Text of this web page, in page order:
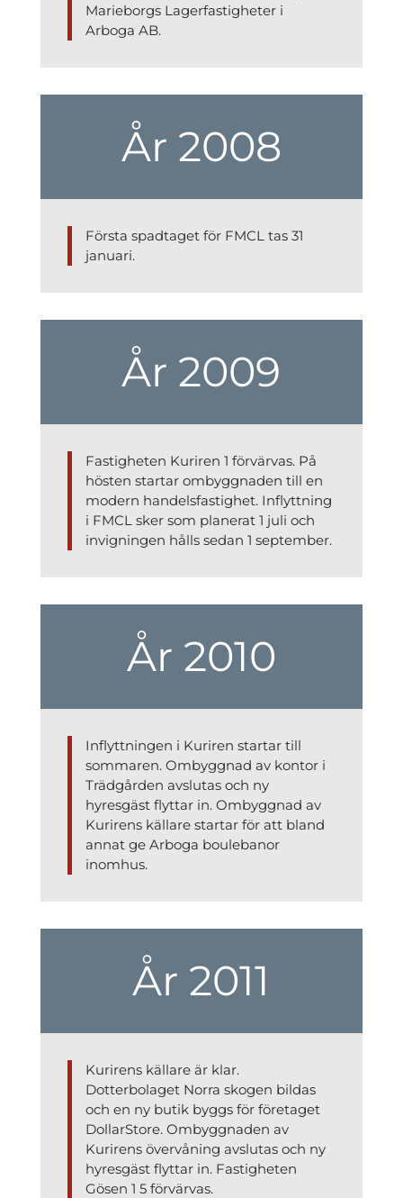
Marieborgs Lagerfastigheter i
Arboga AB.
Första spadtaget för FMCL tas 31
januari.
År 2008
Fastigheten Kuriren 1 förvärvas. På
hösten startar ombyggnaden till en
modern handelsfastighet. Inflyttning
i FMCL sker som planerat 1 juli och
invigningen hålls sedan 1 september.
År 2009
Inflyttningen i Kuriren startar till
sommaren. Ombyggnad av kontor i
Trädgården avslutas och ny
hyresgäst flyttar in. Ombyggnad av
Kurirens källare startar för att bland
annat ge Arboga boulebanor
inomhus.
År 2010
Kurirens källare är klar.
Dotterbolaget Norra skogen bildas
och en ny butik byggs för företaget
DollarStore. Ombyggnaden av
Kurirens övervåning avslutas och ny
hyresgäst flyttar in. Fastigheten
Gösen 1 5 förvärvas.
År 2011